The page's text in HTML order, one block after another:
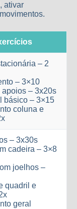
ativar
– 2
– 3×10
apoios – 3x20s
básico – 3×15
coluna e
– 3x30s
cadeira – 3×8
joelhos –
quadril e
geral